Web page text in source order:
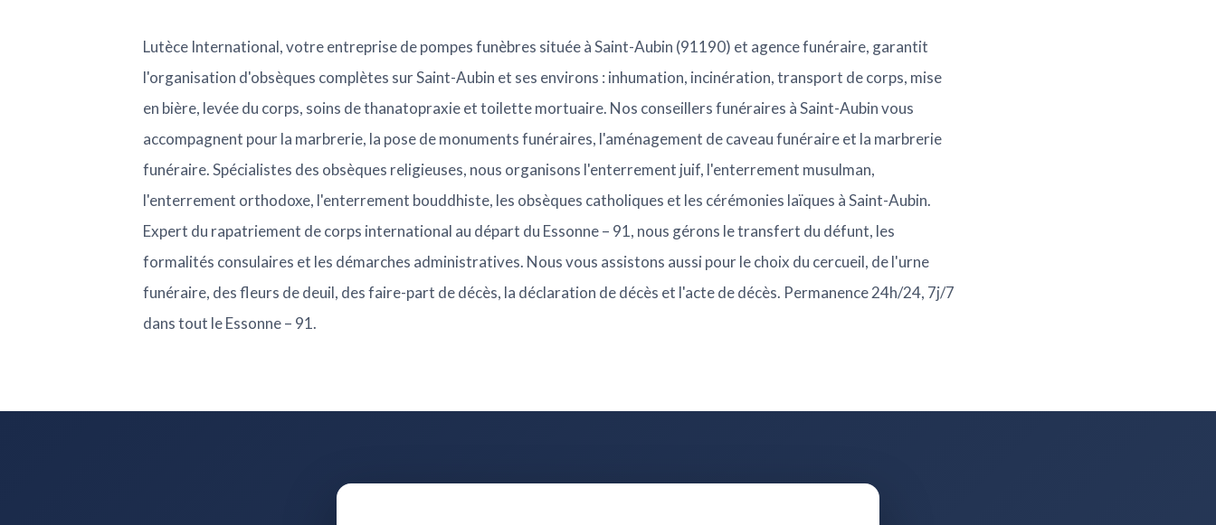
Lutèce International, votre entreprise de pompes funèbres située à Saint-Aubin (91190) et agence funéraire, garantit
l'organisation d'obsèques complètes sur Saint-Aubin et ses environs : inhumation, incinération, transport de corps, mise
en bière, levée du corps, soins de thanatopraxie et toilette mortuaire. Nos conseillers funéraires à Saint-Aubin vous
accompagnent pour la marbrerie, la pose de monuments funéraires, l'aménagement de caveau funéraire et la marbrerie
funéraire. Spécialistes des obsèques religieuses, nous organisons l'enterrement juif, l'enterrement musulman,
l'enterrement orthodoxe, l'enterrement bouddhiste, les obsèques catholiques et les cérémonies laïques à Saint-Aubin.
Expert du rapatriement de corps international au départ du Essonne – 91, nous gérons le transfert du défunt, les
formalités consulaires et les démarches administratives. Nous vous assistons aussi pour le choix du cercueil, de l'urne
funéraire, des fleurs de deuil, des faire-part de décès, la déclaration de décès et l'acte de décès. Permanence 24h/24, 7j/7
dans tout le Essonne – 91.